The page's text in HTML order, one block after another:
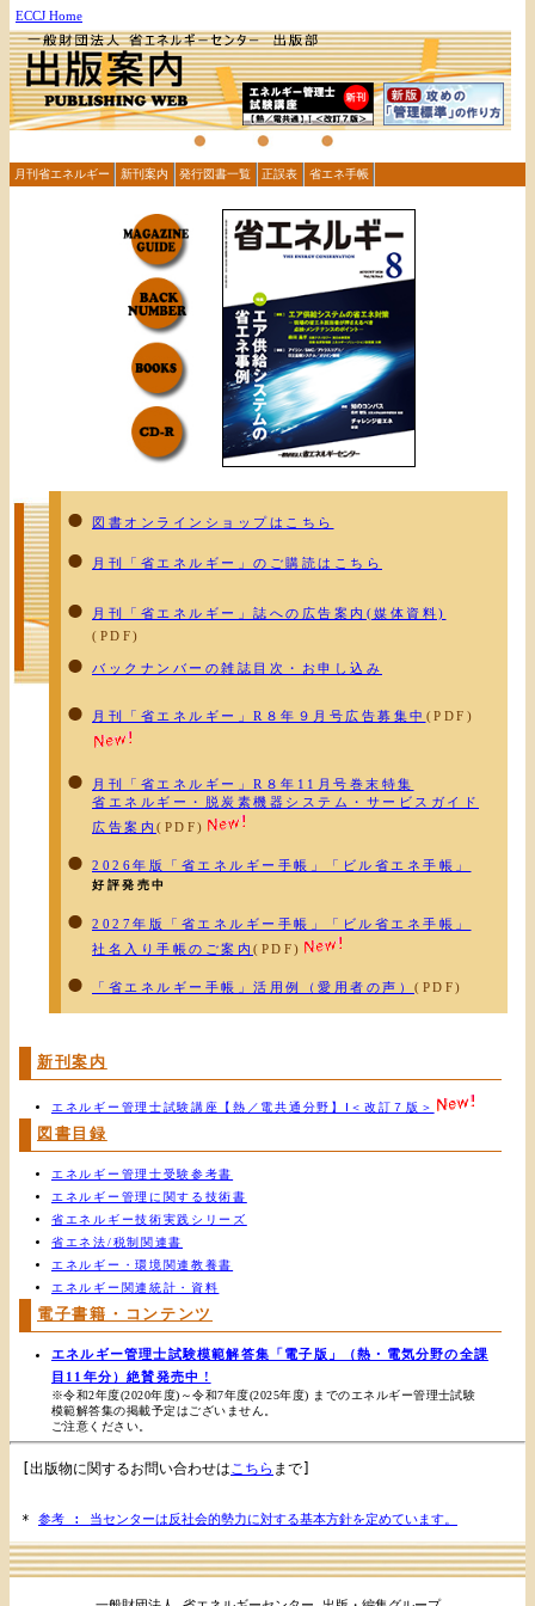
ECCJ Home
月刊省エネルギー 新刊案内 発行図書一覧 正誤表 省エネ手帳
図書オンラインショップはこちら
月刊「省エネルギー」のご購読はこちら
月刊「省エネルギー」誌への広告案内(媒体資料)
(PDF)
バックナンバーの雑誌目次・お申し込み
月刊「省エネルギー」R８年９月号広告募集中 (PDF)
月刊「省エネルギー」R８年11月号巻末特集
省エネルギー・脱炭素機器システム・サービスガイド
広告案内 (PDF)
2026年版「省エネルギー手帳」「ビル省エネ手帳」
好評発売中
2027年版「省エネルギー手帳」「ビル省エネ手帳」
社名入り手帳のご案内 (PDF)
「省エネルギー手帳」活用例（愛用者の声） (PDF)
新刊案内
エネルギー管理士試験講座【熱／電共通分野】Ⅰ＜改訂７版＞
図書目録
エネルギー管理士受験参考書
エネルギー管理に関する技術書
省エネルギー技術実践シリーズ
省エネ法/税制関連書
エネルギー・環境関連教養書
エネルギー関連統計・資料
電子書籍・コンテンツ
エネルギー管理士試験模範解答集「電子版」（熱・電気分野の全課
目11年分）絶賛発売中 !
※令和2年度(2020年度)～令和7年度(2025年度) までのエネルギー管理士試験
模範解答集の掲載予定はございません。
ご注意ください。
[出版物に関するお問い合わせはこちら まで]
* 参考 : 当センターは反社会的勢力に対する基本方針を定めています。